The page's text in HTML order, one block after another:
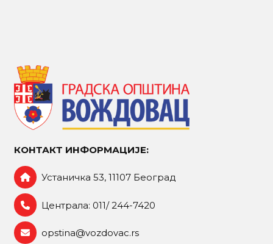
КОНТАКТ ИНФОРМАЦИЈЕ:
Устаничка 53, 11107 Београд
Централа: 011/ 244-7420
opstina@vozdovac.rs